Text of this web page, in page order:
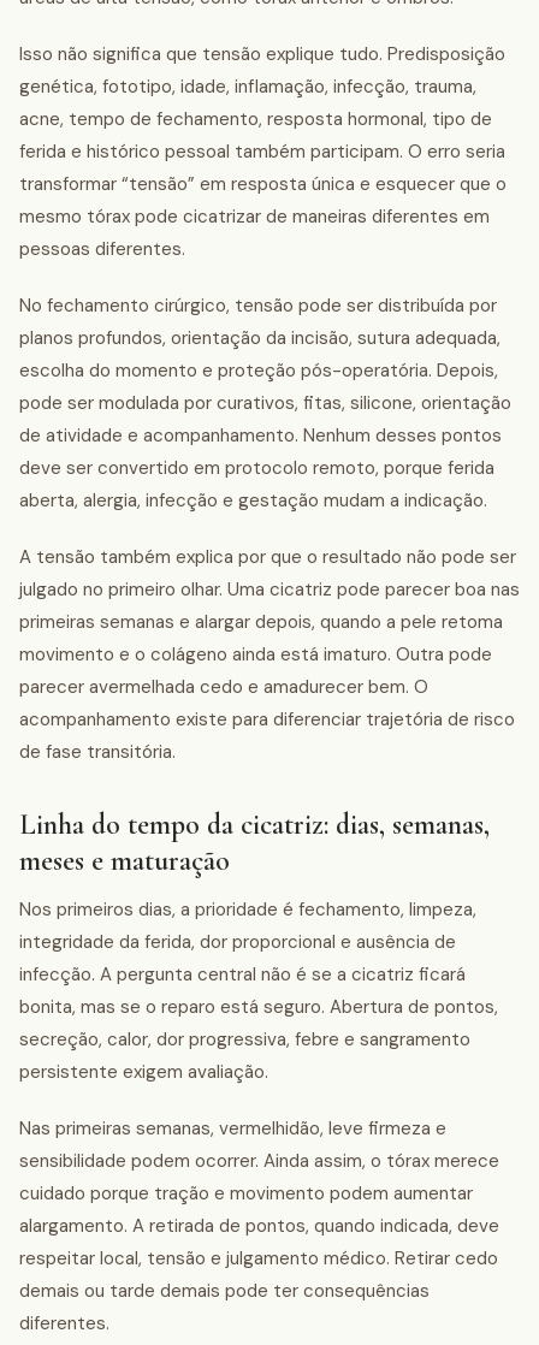
Isso não significa que tensão explique tudo. Predisposição
genética, fototipo, idade, inflamação, infecção, trauma,
acne, tempo de fechamento, resposta hormonal, tipo de
ferida e histórico pessoal também participam. O erro seria
transformar “tensão” em resposta única e esquecer que o
mesmo tórax pode cicatrizar de maneiras diferentes em
pessoas diferentes.
No fechamento cirúrgico, tensão pode ser distribuída por
planos profundos, orientação da incisão, sutura adequada,
escolha do momento e proteção pós-operatória. Depois,
pode ser modulada por curativos, fitas, silicone, orientação
de atividade e acompanhamento. Nenhum desses pontos
deve ser convertido em protocolo remoto, porque ferida
aberta, alergia, infecção e gestação mudam a indicação.
A tensão também explica por que o resultado não pode ser
julgado no primeiro olhar. Uma cicatriz pode parecer boa nas
primeiras semanas e alargar depois, quando a pele retoma
movimento e o colágeno ainda está imaturo. Outra pode
parecer avermelhada cedo e amadurecer bem. O
acompanhamento existe para diferenciar trajetória de risco
de fase transitória.
Linha do tempo da cicatriz: dias, semanas,
meses e maturação
Nos primeiros dias, a prioridade é fechamento, limpeza,
integridade da ferida, dor proporcional e ausência de
infecção. A pergunta central não é se a cicatriz ficará
bonita, mas se o reparo está seguro. Abertura de pontos,
secreção, calor, dor progressiva, febre e sangramento
persistente exigem avaliação.
Nas primeiras semanas, vermelhidão, leve firmeza e
sensibilidade podem ocorrer. Ainda assim, o tórax merece
cuidado porque tração e movimento podem aumentar
alargamento. A retirada de pontos, quando indicada, deve
respeitar local, tensão e julgamento médico. Retirar cedo
demais ou tarde demais pode ter consequências
diferentes.